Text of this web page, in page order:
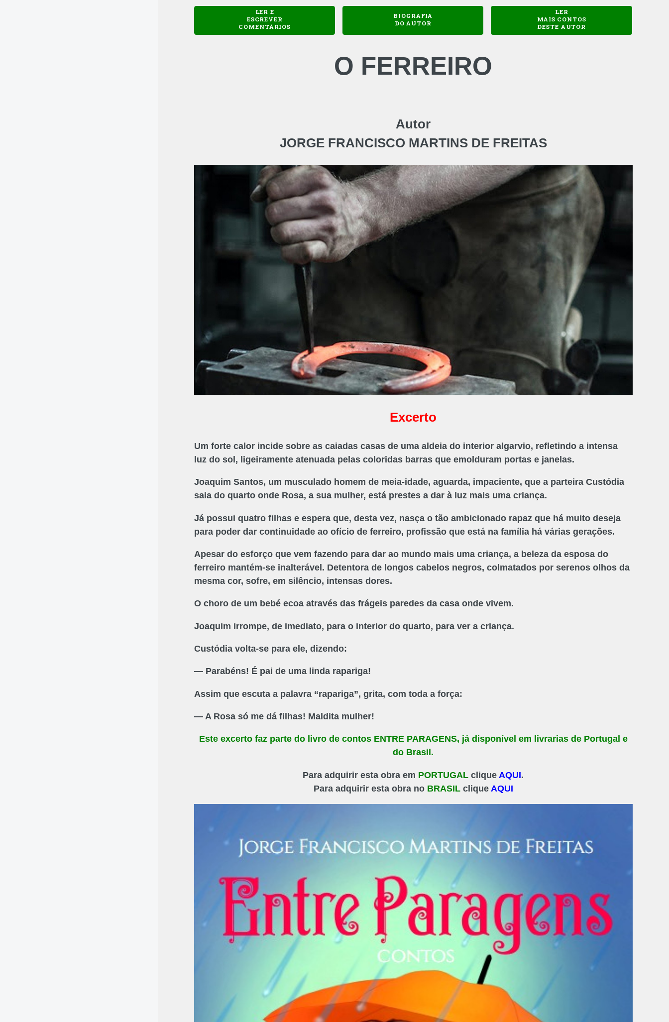
LER E
ESCREVER
COMENTÁRIOS
BIOGRAFIA
DO AUTOR
LER
MAIS CONTOS
DESTE AUTOR
O FERREIRO
Autor
JORGE FRANCISCO MARTINS DE FREITAS
Excerto
Um forte calor incide sobre as caiadas casas de uma aldeia do interior algarvio, refletindo a intensa
luz do sol, ligeiramente atenuada pelas coloridas barras que emolduram portas e janelas.
Joaquim Santos, um musculado homem de meia-idade, aguarda, impaciente, que a parteira Custódia
saia do quarto onde Rosa, a sua mulher, está prestes a dar à luz mais uma criança.
Já possui quatro filhas e espera que, desta vez, nasça o tão ambicionado rapaz que há muito deseja
para poder dar continuidade ao ofício de ferreiro, profissão que está na família há várias gerações.
Apesar do esforço que vem fazendo para dar ao mundo mais uma criança, a beleza da esposa do
ferreiro mantém-se inalterável. Detentora de longos cabelos negros, colmatados por serenos olhos da
mesma cor, sofre, em silêncio, intensas dores.
O choro de um bebé ecoa através das frágeis paredes da casa onde vivem.
Joaquim irrompe, de imediato, para o interior do quarto, para ver a criança.
Custódia volta-se para ele, dizendo:
— Parabéns! É pai de uma linda rapariga!
Assim que escuta a palavra “rapariga”, grita, com toda a força:
— A Rosa só me dá filhas! Maldita mulher!
Este excerto faz parte do livro de contos ENTRE PARAGENS, já disponível em livrarias de Portugal e
do Brasil.
Para adquirir esta obra em PORTUGAL clique AQUI.
Para adquirir esta obra no BRASILclique AQUI